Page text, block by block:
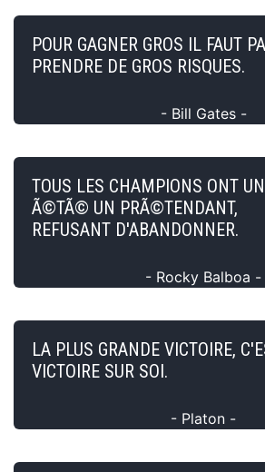
POUR GAGNER GROS IL FAUT
PRENDRE DE GROS RISQUES.
- Bill Gates -
TOUS LES CHAMPIONS ONT
Ã©TÃ© UN PRÃ©TENDANT,
REFUSANT D'ABANDONNER.
- Rocky Balboa -
LA PLUS GRANDE VICTOIRE,
VICTOIRE SUR SOI.
- Platon -